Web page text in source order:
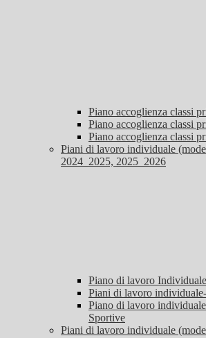
Piano accoglienza classi
Piano accoglienza classi
Piano accoglienza classi
Piani di lavoro individuale
2024_2025, 2025_2026
Piano di lavoro
Piani di lavoro
Piano di lavoro
Sportive
Piani di lavoro individuale